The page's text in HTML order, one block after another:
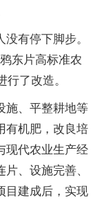
有停下脚步。
东片高标准农
了改造。
施、平整耕地等
有机肥，改良培
现代农业生产经
、设施完善、
目建成后，实现